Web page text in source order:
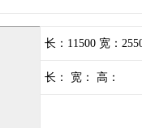
长：11500 宽：
长： 宽： 高：